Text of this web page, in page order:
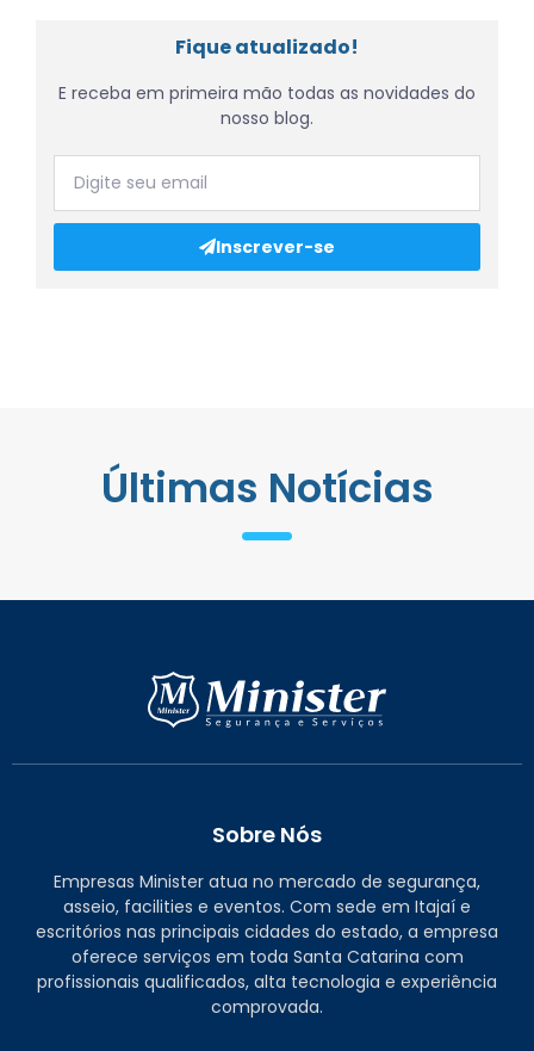
Fique atualizado!
E receba em primeira mão todas as novidades do
nosso blog.
Inscrever-se
Últimas Notícias
Sobre Nós
Empresas Minister atua no mercado de segurança,
asseio, facilities e eventos. Com sede em Itajaí e
escritórios nas principais cidades do estado, a empresa
oferece serviços em toda Santa Catarina com
profissionais qualificados, alta tecnologia e experiência
comprovada.